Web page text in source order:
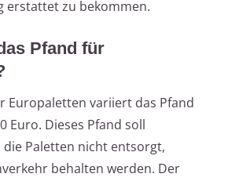
erstattet zu bekommen.
Pfand für
Europaletten variiert das Pfand
Euro. Dieses Pfand soll
die Paletten nicht entsorgt,
behalten werden. Der